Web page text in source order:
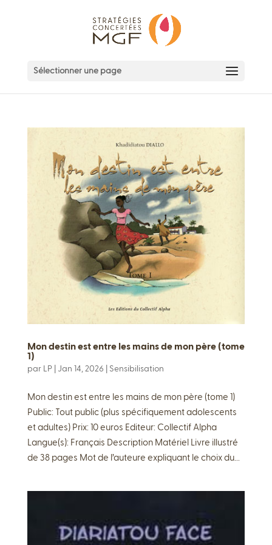
Sélectionner une page
Mon destin est entre les mains de mon père (tome
1)
par LP| Jan 14, 2026 Sensibilisation
Mon destin est entre les mains de mon père (tome 1)
Public: Tout public (plus spécifiquement adolescents
et adultes) Prix: 10 euros Editeur: Collectif Alpha
Langue(s): Français Description Matériel Livre illustré
de 38 pages Mot de l’auteure expliquant le choix du...